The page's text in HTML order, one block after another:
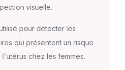
visuelle.
pour détecter les
qui présentent un risque
chez les femmes.